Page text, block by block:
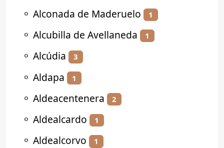
⚬ Alconada de Maderuelo 1
⚬ Alcubilla de Avellaneda 1
⚬ Alcúdia 3
⚬ Aldapa 1
⚬ Aldeacentenera 2
⚬ Aldealcardo 1
⚬ Aldealcorvo 1